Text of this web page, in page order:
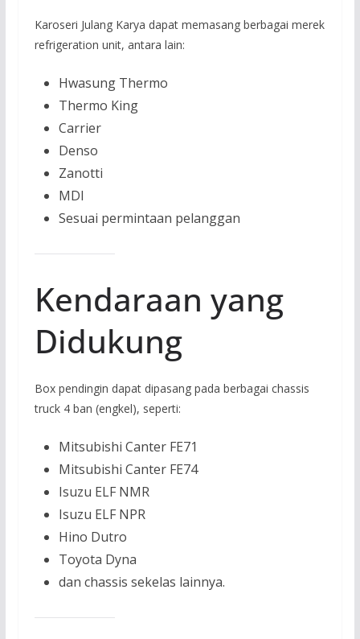
Karoseri Julang Karya dapat memasang berbagai merek
refrigeration unit, antara lain:
Hwasung Thermo
Thermo King
Carrier
Denso
Zanotti
MDI
Sesuai permintaan pelanggan
Kendaraan yang
Didukung
Box pendingin dapat dipasang pada berbagai chassis
truck 4 ban (engkel), seperti:
Mitsubishi Canter FE71
Mitsubishi Canter FE74
Isuzu ELF NMR
Isuzu ELF NPR
Hino Dutro
Toyota Dyna
dan chassis sekelas lainnya.